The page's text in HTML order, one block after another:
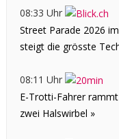
08:33 Uhr
Street Parade 2026
steigt die grösste
08:11 Uhr
E-Trotti-Fahrer
zwei Halswirbel »